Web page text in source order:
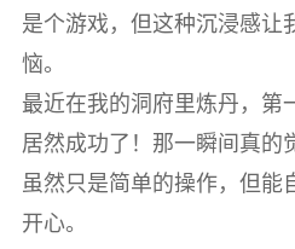
是个游戏，但这种沉浸感让
恼。
最近在我的洞府里炼丹，第
居然成功了！那一瞬间真的
虽然只是简单的操作，但能
开心。